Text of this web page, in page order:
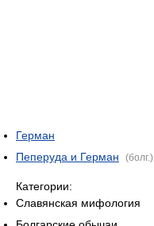
Герман
Пеперуда и Герман
(болг.)
Категории:
Славянская мифология